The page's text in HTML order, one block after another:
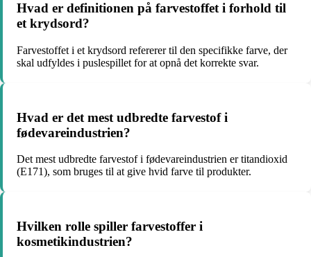
Hvad er definitionen på farvestoffet i forhold til
et krydsord?
Farvestoffet i et krydsord refererer til den specifikke farve, der
skal udfyldes i puslespillet for at opnå det korrekte svar.
Hvad er det mest udbredte farvestof i
fødevareindustrien?
Det mest udbredte farvestof i fødevareindustrien er titandioxid
(E171), som bruges til at give hvid farve til produkter.
Hvilken rolle spiller farvestoffer i
kosmetikindustrien?